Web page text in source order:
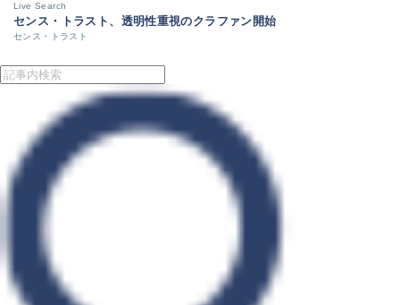
Live Search
センス・トラスト、透明性重視のクラファン開始
センス・トラスト